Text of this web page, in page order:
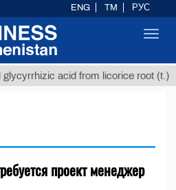
acid from licorice root (t.)
проект менеджер
ENG TM РУС